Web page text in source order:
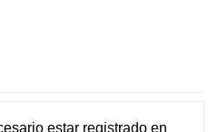
estar registradoen